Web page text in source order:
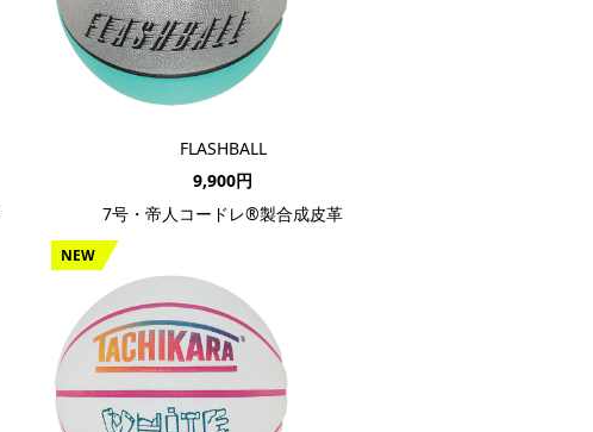
FLASHBALL
9,900円
7号・帝人コードレ®製合成皮革
NEW